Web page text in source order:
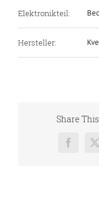
Elektronikteil:
Hersteller:
Share
Facebook
X